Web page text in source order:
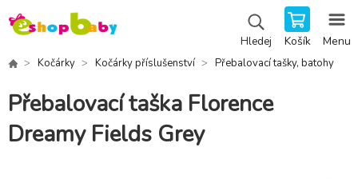
Hledej Košík Menu
Kočárky Kočárky příslušenství Přebalovací tašky, batohy
Přebalovací taška Florence
Dreamy Fields Grey